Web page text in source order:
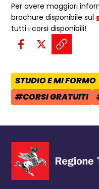
Per avere maggiori
brochure disponibile sul
tutti i corsi disponibili!
Condividi sui social:
Condividi su
Condividi
Copia
AREA TEMATICA:
STUDIO E MI FORMO
TAG:
#CORSI GRATUITI